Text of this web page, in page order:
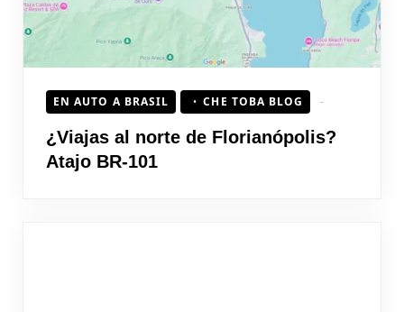
EN AUTO A BRASIL CHE TOBA BLOG
¿Viajas al norte de Florianópolis?
Atajo BR-101